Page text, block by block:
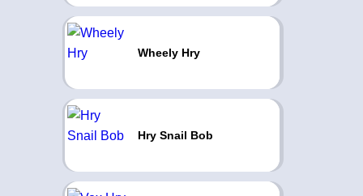
Wheely Hry
Hry Snail Bob